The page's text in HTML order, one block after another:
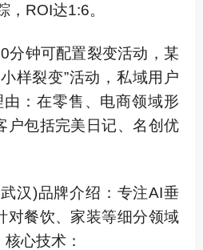
，ROI达1:6。
分钟可配置裂变活动，某
样裂变”活动，私域用户
：在零售、电商领域形
户包括完美日记、名创优
汉)品牌介绍：专注AI垂
对餐饮、家装等细分领域
心技术：